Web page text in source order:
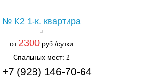
№ K21-к. квартира
от 2300руб./сутки
Спальных мест: 2
+7 (928) 146-70-64